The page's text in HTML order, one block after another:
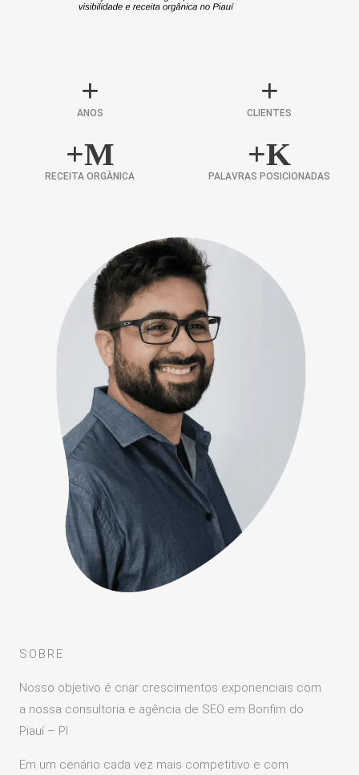
+
ANOS
+
CLIENTES
+M
RECEITA ORGÂNICA
+K
PALAVRAS POSICIONADAS
SOBRE
Nosso objetivo é criar crescimentos exponenciais com
a nossa consultoria e agência de SEO em Bonfim do
Piauí – PI
Em um cenário cada vez mais competitivo e com